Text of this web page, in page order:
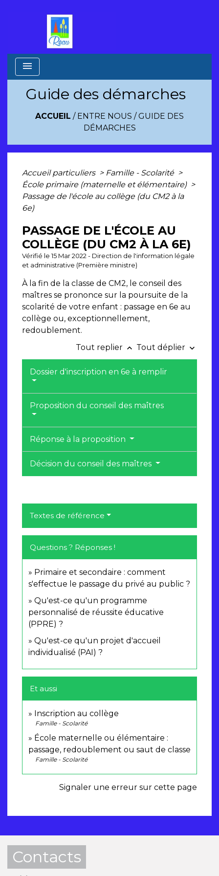
menu
Guide des démarches
ACCUEIL / ENTRE NOUS /GUIDE DES
DÉMARCHES
Accueil particuliers > Famille - Scolarité >
École primaire (maternelle et élémentaire) >
Passage de l'école au collège (du CM2 à la
6e)
PASSAGE DE L'ÉCOLE AU
COLLÈGE (DU CM2 À LA 6E)
Vérifié le 15 Mar 2022 - Direction de l'information légale
et administrative (Première ministre)
À la fin de la classe de CM2, le conseil des
maîtres se prononce sur la poursuite de la
scolarité de votre enfant : passage en 6e au
collège ou, exceptionnellement,
redoublement.
Tout replier keyboard_arrow_up Tout déplier keyboard_arrow_down
Dossier d'inscription en 6e à remplir
Proposition du conseil des maîtres
Réponse à la proposition
Décision du conseil des maîtres
Textes de référence
Questions ? Réponses !
Primaire et secondaire : comment
s'effectue le passage du privé au public ?
Qu'est-ce qu'un programme
personnalisé de réussite éducative
(PPRE) ?
Qu'est-ce qu'un projet d'accueil
individualisé (PAI) ?
Et aussi
Inscription au collège
Famille - Scolarité
École maternelle ou élémentaire :
passage, redoublement ou saut de classe
Famille - Scolarité
Signaler une erreur sur cette page
Contacts